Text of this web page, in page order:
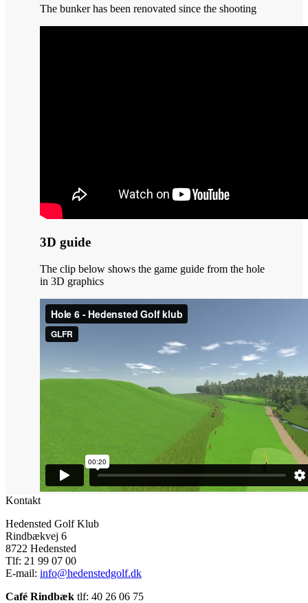
The bunker has been renovated since the shooting
3D guide
The clip below shows the game guide from the hole
in 3D graphics
Kontakt
Hedensted Golf Klub
Rindbækvej 6
8722 Hedensted
Tlf: 21 99 07 00
E-mail: info@hedenstedgolf.dk
Café Rindbæk tlf: 40 26 06 75